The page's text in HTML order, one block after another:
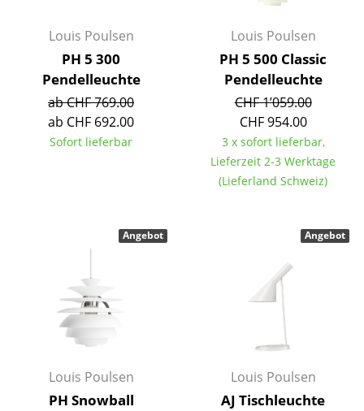
... alle Accessoires
Räume
Zuhause
Wohnzimmer
Kinderzimmer
Diele
Badezimmer
Balkon & Garten
Louis Poulsen
PH 5 300
Pendelleuchte
ab CHF 769.00
ab CHF 692.00
Sofort lieferbar
Louis Poulsen
PH 5 500 Classic
Pendelleuchte
CHF 1’059.00
CHF 954.00
3 x sofort lieferbar,
Lieferzeit 2-3 Werktage
(Lieferland Schweiz)
Louis Poulsen
PH Snowball
Angebot
Louis Poulsen
AJ Tischleuchte
Angebot